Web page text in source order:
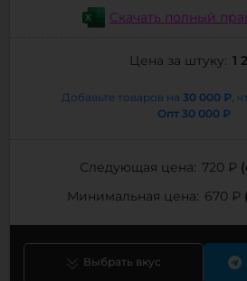
Скачать полный
Цена за штуку: 1
Добавьте товаров на 30 000 ₽,
Опт30 000 ₽
Следующая цена: 720 ₽
Минимальная цена: 670 ₽
Выбрать вкус